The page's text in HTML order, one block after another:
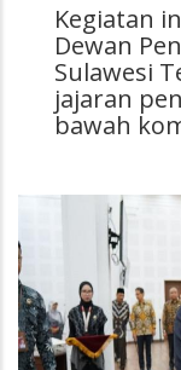
Kegiatan
Dewan
Sulawesi
jajaran
bawah